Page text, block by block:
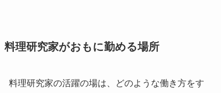
料理研究家がおもに勤める場所
料理研究家の活躍の場は、どのような働き方をす